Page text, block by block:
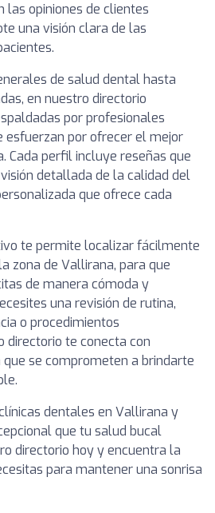
las opiniones de clientes
una visión clara de las
de salud dental hasta
en nuestro directorio
por profesionales
esfuerzan por ofrecer el mejor
Cada perfil incluye reseñas que
detallada de la calidad del
que ofrece cada
te permite localizar fácilmente
zona de Vallirana, para que
de manera cómoda y
una revisión de rutina,
o procedimientos
directorio te conecta con
se comprometen a brindarte
dentales en Vallirana y
que tu salud bucal
directorio hoy y encuentra la
para mantener una sonrisa